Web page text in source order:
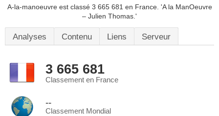
A-la-manoeuvre est classé 3 665 681 en France. 'A la ManOeuvre
– Julien Thomas.'
Analyses Contenu Liens Serveur
3 665 681
Classement en France
--
Classement Mondial